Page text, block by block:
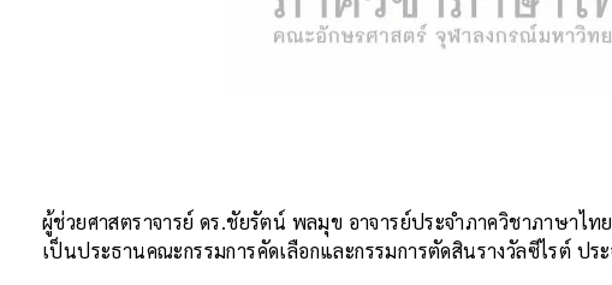
ผู้ช่วยศาสตราจารย์ ดร.ชัยรัตน์ พลมุข อาจารย์ประจำภาควิชาภาษาไท
เป็นประธานคณะกรรมการคัดเลือกและกรรมการตัดสินรางวัลซีไรต์ ปร